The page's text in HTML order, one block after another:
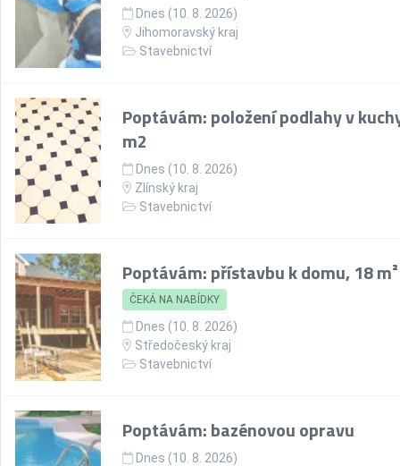
Dnes (10. 8. 2026)
Jihomoravský kraj
Stavebnictví
Poptávám: položení podlahy v
m2
Dnes (10. 8. 2026)
Zlínský kraj
Stavebnictví
Poptávám: přístavbu k domu, 18 m²
ČEKÁ NA NABÍDKY
Dnes (10. 8. 2026)
Středočeský kraj
Stavebnictví
Poptávám: bazénovou opravu
Dnes (10. 8. 2026)